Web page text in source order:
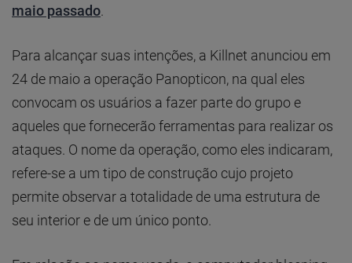
maio passado
Para alcançar suas intenções, a Killnet anunciou em
24 de maio a operação Panopticon, na qual eles
convocam os usuários a fazer parte do grupo e
aqueles que fornecerão ferramentas para realizar os
ataques. O nome da operação, como eles indicaram,
refere-se a um tipo de construção cujo projeto
permite observar a totalidade de uma estrutura de
seu interior e de um único ponto.